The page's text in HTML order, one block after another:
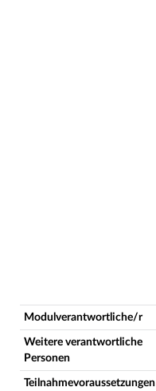
Modulverantwortliche/r
Weitere verantwortliche
Personen
Teilnahmevoraussetzungen